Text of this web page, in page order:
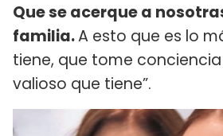
Que se acerque a
familia.A esto que es lo
tiene, que tome
valioso que tiene”.